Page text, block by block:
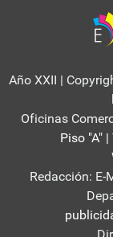
Año XXII |
Oficinas
Piso "A"
Redacción: E-